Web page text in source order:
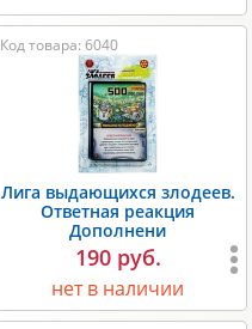
Код товара: 6040
Лига выдающихся злодеев.
Ответная реакция
Дополнени
190 руб.
нет в наличии